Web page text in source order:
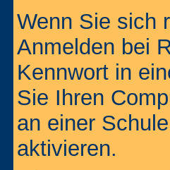
Wenn Sie sich
Anmelden bei
Kennwort in
Sie Ihren
an einer
aktivieren.